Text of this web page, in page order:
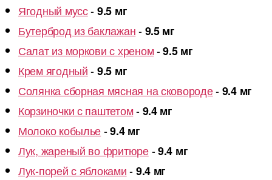
Ягодный мусс-9.5 мг
Бутерброд из баклажан-9.5 мг
Салат из моркови с хреном-9.5 мг
Крем ягодный-9.5 мг
Солянка сборная мясная на сковороде-9.4 мг
Корзиночки с паштетом-9.4 мг
Молоко кобылье-9.4 мг
Лук, жареный во фритюре-9.4 мг
Лук-порей с яблоками-9.4 мг